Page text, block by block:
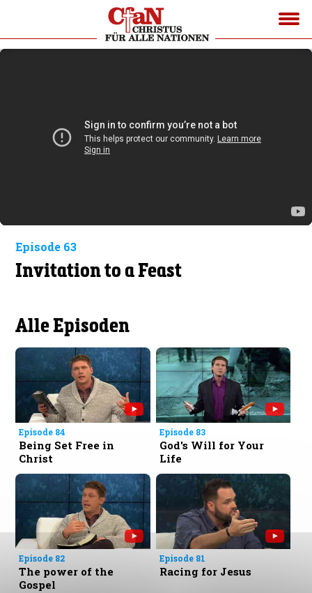
Episode 63
Invitation to a Feast
Alle Episoden
Episode 84
Being Set Free in
Christ
Episode 83
God's Will for Your
Life
Episode 82
The power of the
Gospel
Episode 81
Racing for Jesus